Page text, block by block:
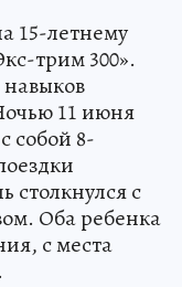
15-летнему
трим 300».
11 июня
собой 8-
столкнулся с
Оба ребенка
с места